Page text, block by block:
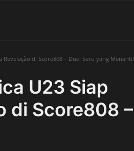
Revelação di Score808 – Duel Seru yang Menanti!
U23 Siap
di Score808 –